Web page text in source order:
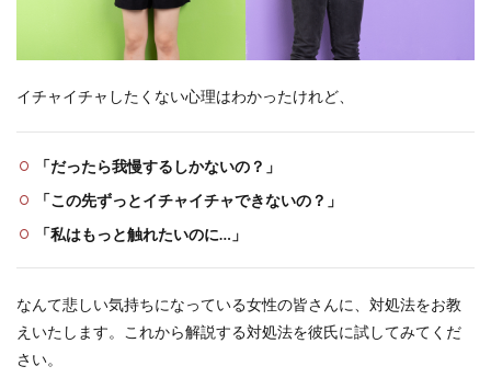
イチャイチャしたくない心理はわかったけれど、
「だったら我慢するしかないの？」
「この先ずっとイチャイチャできないの？」
「私はもっと触れたいのに…」
なんて悲しい気持ちになっている女性の皆さんに、対処法をお教
えいたします。これから解説する対処法を彼氏に試してみてくだ
さい。